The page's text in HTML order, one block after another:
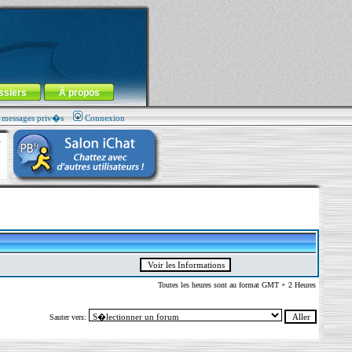
À propos
priv�s Connexion
Toutes les heures sont au format GMT + 2 Heures
Sauter vers: